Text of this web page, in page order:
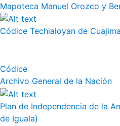
Mapoteca Manuel Orozco y
Códice Techialoyan de
Códice
Archivo General de la Nación
Plan de Independencia de la
de Iguala)